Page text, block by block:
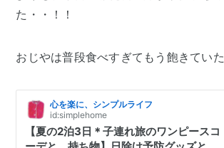
た・・！！
おじやは普段食べすぎてもう飽きていた